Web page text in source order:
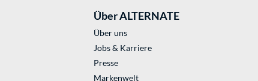
Über ALTERNATE
Über uns
Jobs & Karriere
Presse
Markenwelt